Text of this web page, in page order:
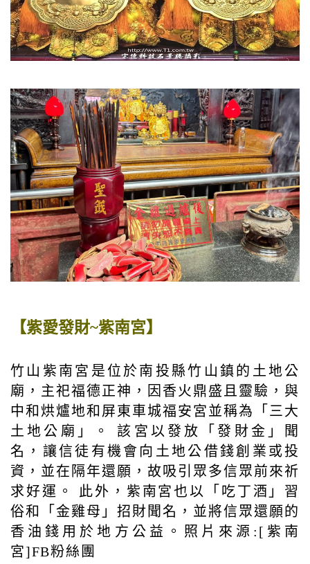
【紫愛發財~紫南宮】
竹山紫南宮是位於南投縣竹山鎮的土地公
廟，主祀福德正神，因香火鼎盛且靈驗，與
中和烘爐地和屏東車城福安宮並稱為「三大
土地公廟」。 該宮以發放「發財金」聞
名，讓信徒有機會向土地公借錢創業或投
資，並在隔年還願，故吸引眾多信眾前來祈
求好運。 此外，紫南宮也以「吃丁酒」習
俗和「金雞母」招財聞名，並將信眾還願的
香油錢用於地方公益。照片來源:[紫南
宮]FB粉絲團